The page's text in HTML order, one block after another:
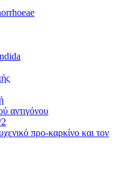
αντιγόνου
προ-καρκίνο και τον